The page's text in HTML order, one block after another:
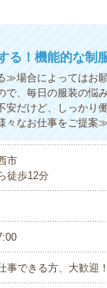
る！機能的な制
≫場合によってはお
で、毎日の服装の悩
安だけど、しっかり
なお仕事をご提案
市
徒歩12分
事できる方、大歓迎！